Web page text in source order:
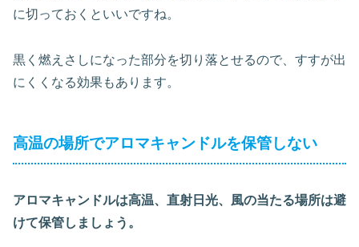
に切っておくといいですね。
黒く燃えさしになった部分を切り落とせるので、すすが出
にくくなる効果もあります。
高温の場所でアロマキャンドルを保管しない
アロマキャンドルは高温、直射日光、風の当たる場所は避
けて保管しましょう。